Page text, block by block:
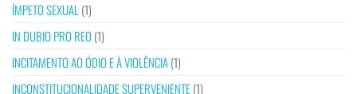
ÍMPETO SEXUAL (1)
IN DUBIO PRO REO (1)
INCITAMENTO AO ÓDIO E À VIOLÊNCIA(1)
INCONSTITUCIONALIDADE SUPERVENIENTE(1)